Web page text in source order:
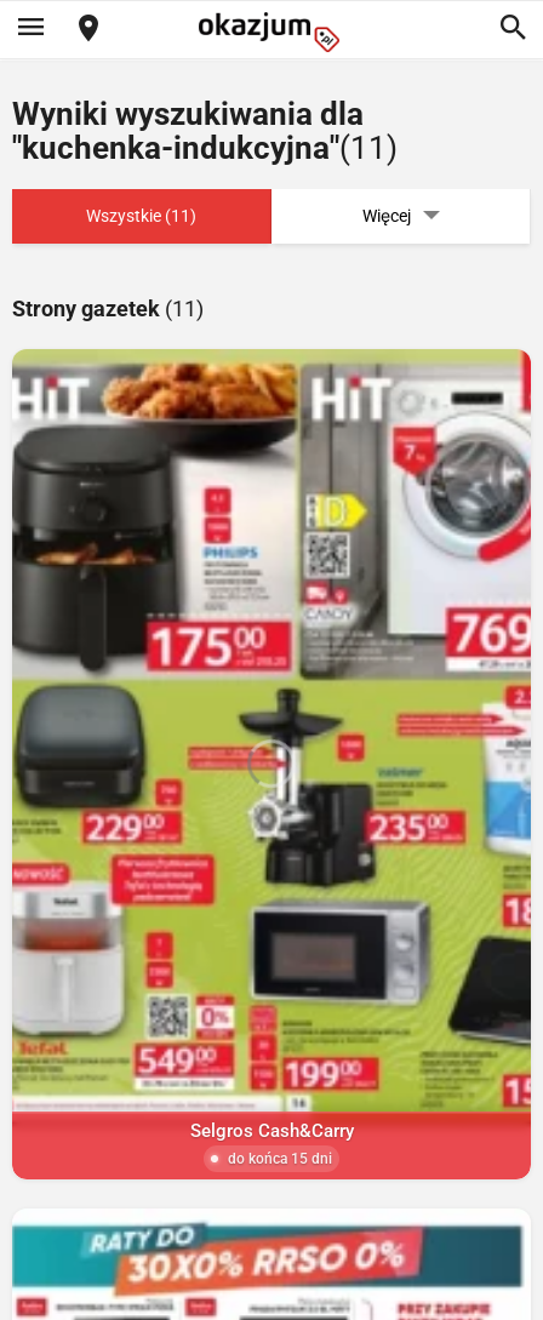
Wyniki wyszukiwania dla
"kuchenka-indukcyjna"(11)
Wszystkie (11) Więcej
Strony gazetek (11)
Selgros Cash&Carry
do końca 15 dni